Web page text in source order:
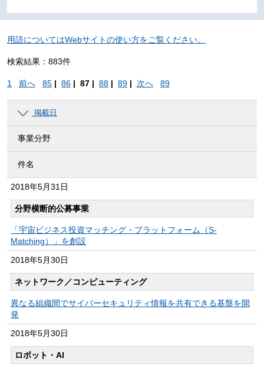
用語についてはWebサイトの使い方をご覧ください。
検索結果：883件
1 前へ 85 | 86 | 87 | 88 | 89 | 次へ 89
掲載日
事業分野
件名
2018年5月31日
分野横断的公募事業
「宇宙ビジネス投資マッチング・プラットフォーム（S-
Matching）」を創設
2018年5月30日
ネットワーク／コンピューティング
異なる組織間でサイバーセキュリティ情報を共有できる基盤を開
発
2018年5月30日
ロボット・AI